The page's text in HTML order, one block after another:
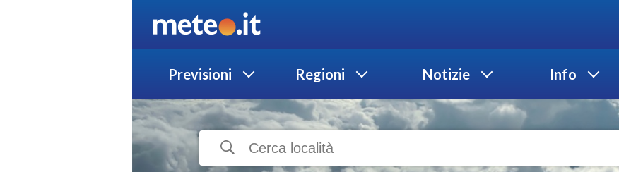
Previsioni Regioni Notizie Info